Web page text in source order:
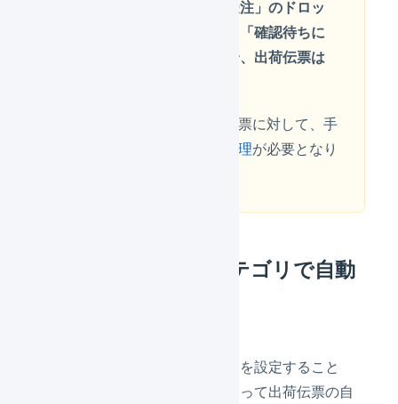
「発売日が混在した受注」のドロッ
プダウンメニューから「確認待ちに
する」を選択した場合、出荷伝票は
確認待ちに止まった受注伝票に対して、手
出荷伝票の分割処理が必要となり
商品マスタの配送カテゴリで自動
商品マスタの「配送カテゴリ」を設定すること
で、「配送カテゴリ」の値によって出荷伝票の自